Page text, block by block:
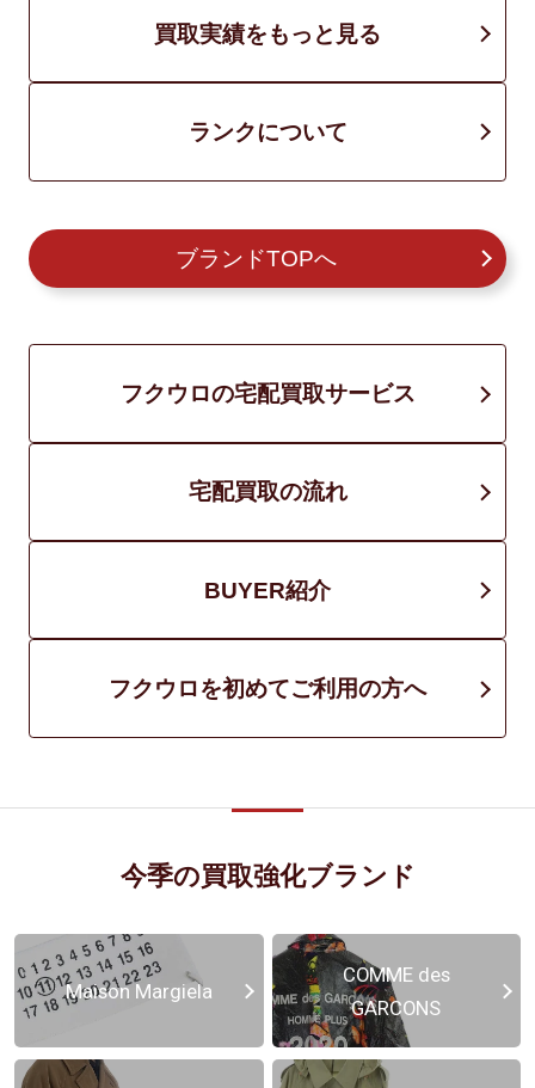
買取実績をもっと見る
ランクについて
ブランドTOPへ
フクウロの宅配買取サービス
宅配買取の流れ
BUYER紹介
フクウロを初めてご利用の方へ
今季の買取強化ブランド
Maison Margiela
COMME des
GARCONS